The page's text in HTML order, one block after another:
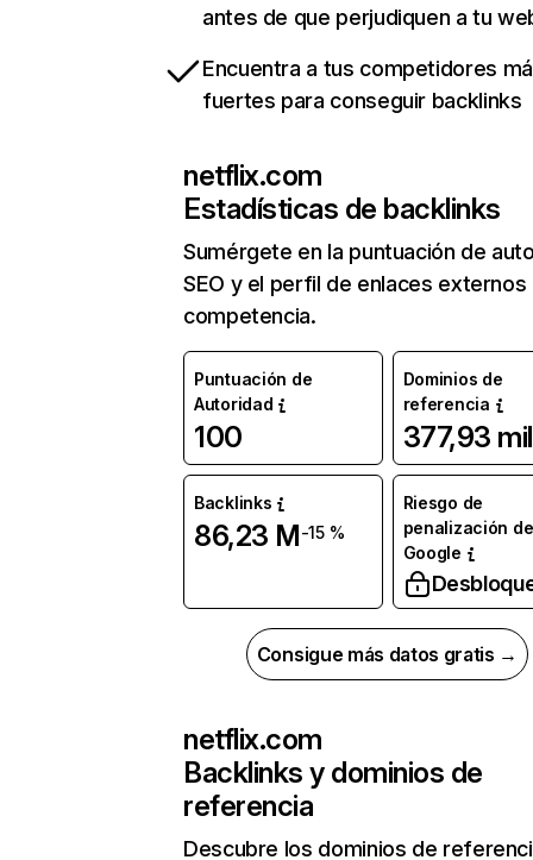
antes de que perjudiquen a tu
Encuentra a tus competidores
fuertes para conseguir backlinks
netflix.com
Estadísticas de backlinks
Sumérgete en la puntuación de
SEO y el perfil de enlaces externos
competencia.
Puntuación de
Autoridad
100
Dominios de
referencia
377,93 mil
Backlinks
86,23 M-15 %
Riesgo de
penalización de
Google
Consigue más datos gratis →
netflix.com
Backlinks y dominios de
referencia
Descubre los dominios de